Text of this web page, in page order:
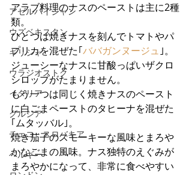
アゼルバイジャン
ウズベキスタン
ギリシャ
ウラジオストク
イタリア
グルジア
チェコ・スロバキア
ベルギー
アラブ料理のナスのペーストは主に2種
類。
ひとつは焼きナスを刻んでトマトやパ
プリカを混ぜた｢ババガンヌージュ ｣。
ジューシーなナスに甘酸っぱいザクロ
シロップがたまりません。
もう一つは同じく焼きナスのペースト
に白ごまペーストのタヒーナを混ぜた
｢ムタッバル｣。
焼き茄子のスモーキーな風味とまろや
かなごまの風味。ナス独特のえぐみが
まろやかになって、非常に食べやすい